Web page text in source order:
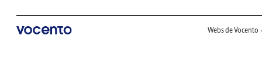
Webs de Vocento